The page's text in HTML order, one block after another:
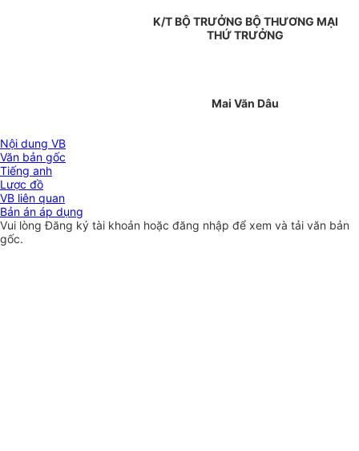
K/T BỘ TRƯỞNG BỘ THƯƠNG MẠI
THỨ TRƯỞNG
Mai Văn Dâu
Nội dung VB
Văn bản gốc
Tiếng anh
Lược đồ
VB liên quan
Bản án áp dụng
Vui lòngĐăng ký tài khoản hoặc đăng nhập để xem và tải văn bản
gốc.